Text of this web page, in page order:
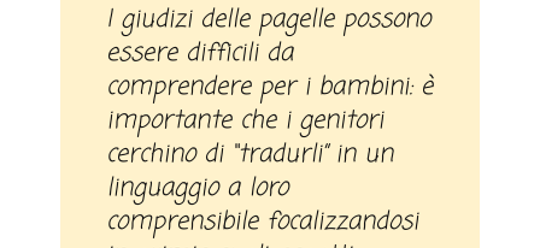
I giudizi delle pagelle possono
essere difficili da
comprendere per i bambini: è
importante che i genitori
cerchino di “tradurli” in un
linguaggio a loro
comprensibile focalizzandosi